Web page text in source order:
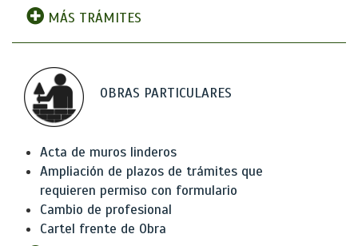
MÁS TRÁMITES
OBRAS PARTICULARES
Acta de muros linderos
Ampliación de plazos de trámites que
requieren permiso con formulario
Cambio de profesional
Cartel frente de Obra